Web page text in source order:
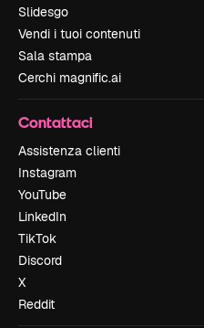
Slidesgo
Vendi i tuoi contenuti
Sala stampa
Cerchi magnific.ai
Contattaci
Assistenza clienti
Instagram
YouTube
LinkedIn
TikTok
Discord
X
Reddit